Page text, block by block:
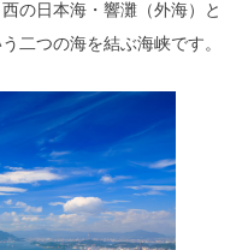
の日本海・響灘（外海）と
二つの海を結ぶ海峡です。